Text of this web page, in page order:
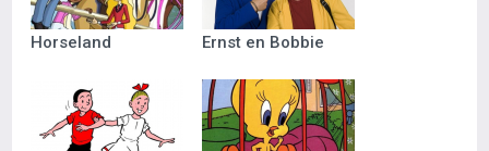
Horseland Ernst en Bobbie